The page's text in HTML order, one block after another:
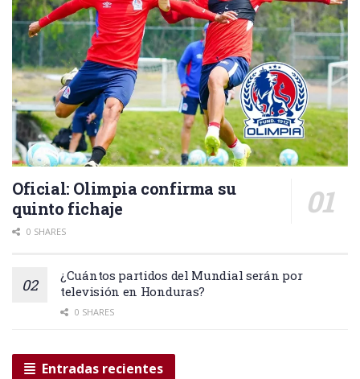
Oficial: Olimpia confirma su
quinto fichaje
0 SHARES
¿Cuántos partidos del Mundial serán por
televisión en Honduras?
0 SHARES
Entradas recientes